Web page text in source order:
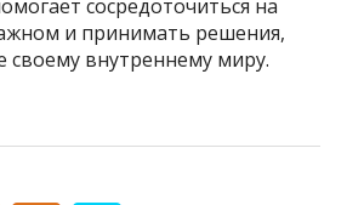
сосредоточиться на
и принимать решения,
своему внутреннему миру.